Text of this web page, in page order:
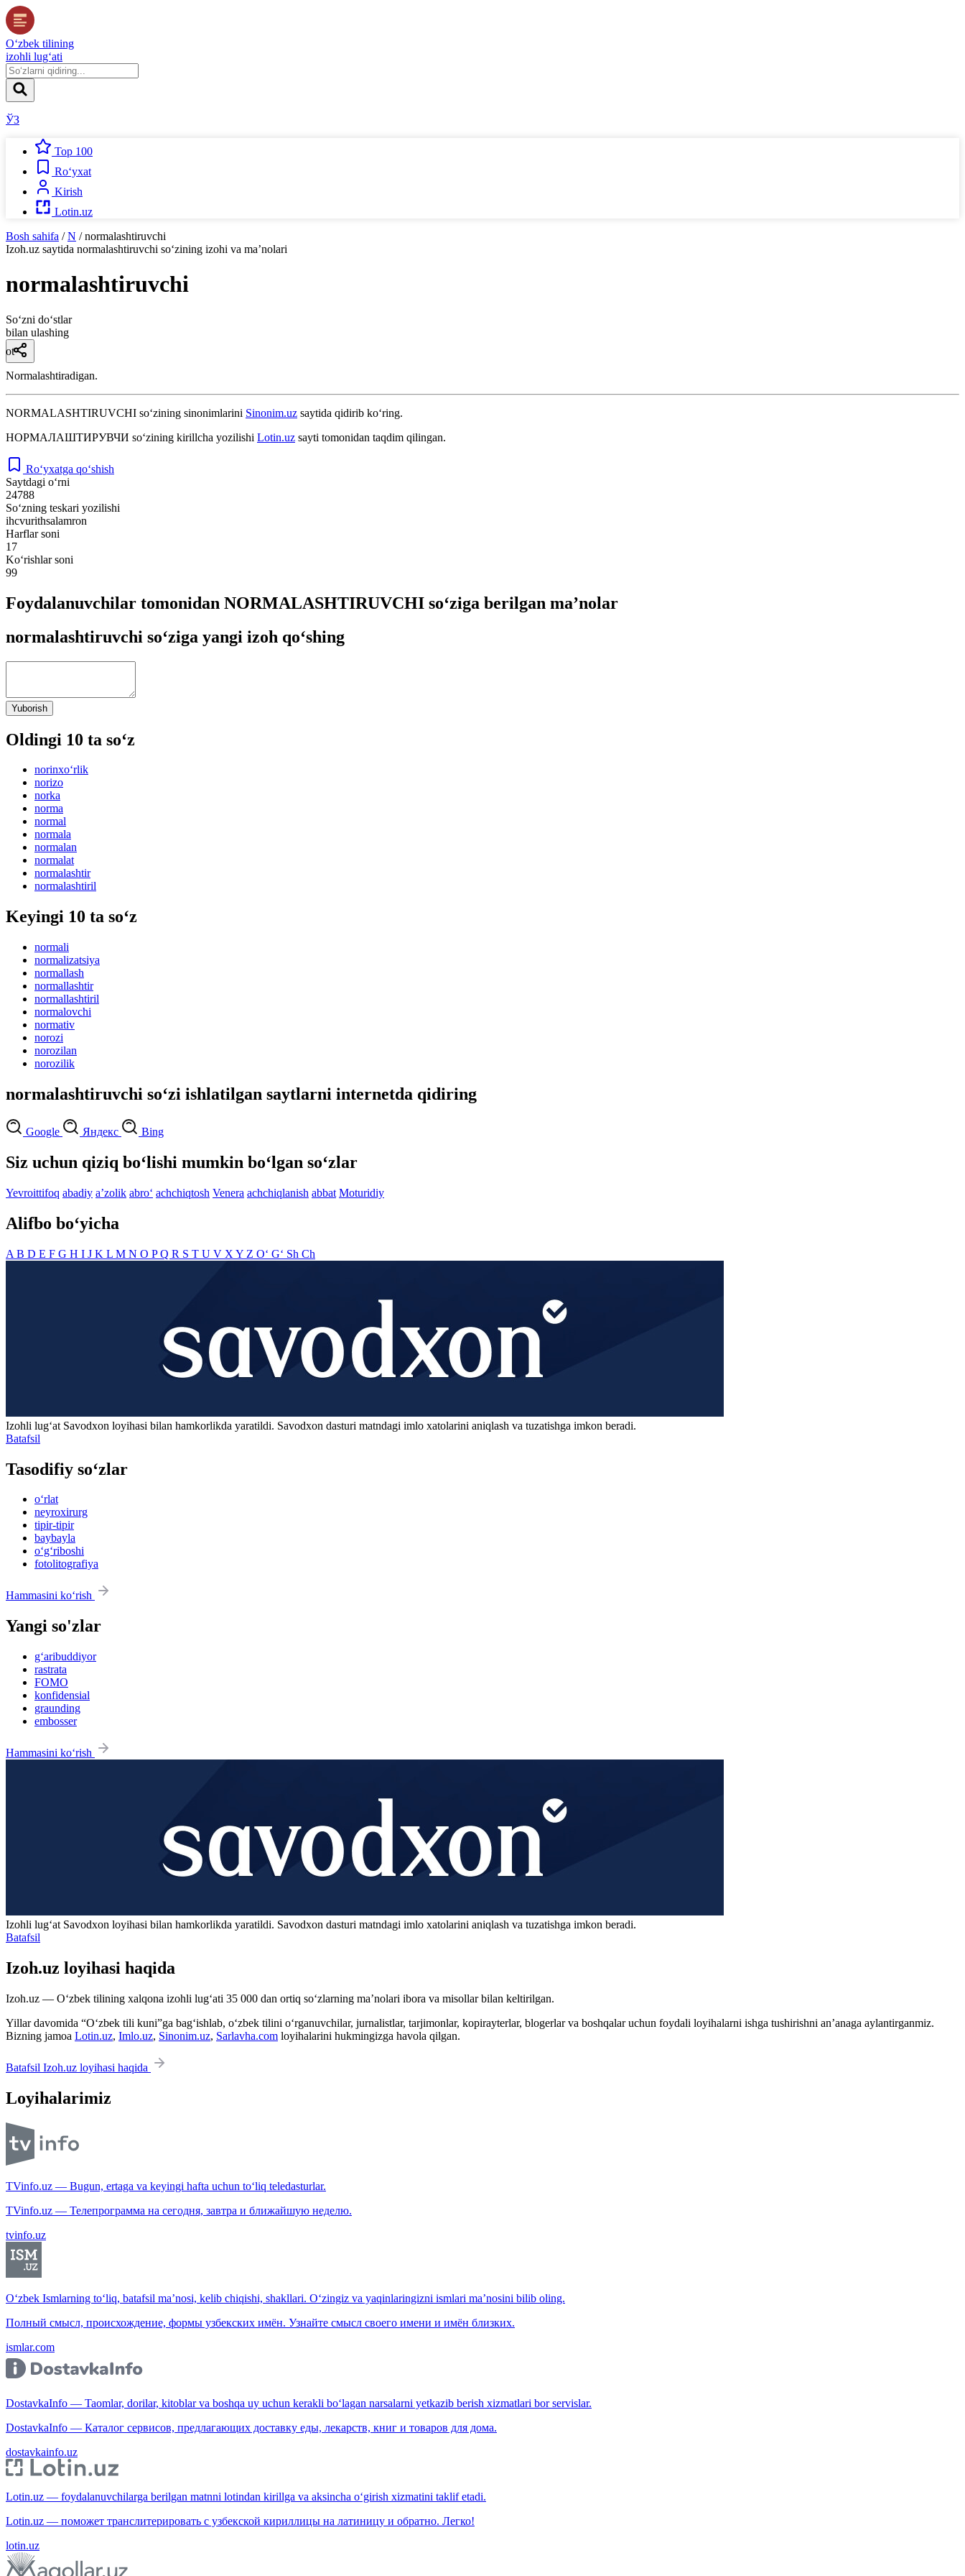
O‘zbek tilining
izohli lug‘ati
ЎЗ
Top 100
Ro‘yxat
Kirish
Lotin.uz
Bosh sahifa / N / normalashtiruvchi
Izoh.uz saytida normalashtiruvchi so‘zining izohi va ma’nolari
normalashtiruvchi
So‘zni do‘stlar
bilan ulashing
ot
Normalashtiradigan.
NORMALASHTIRUVCHI so‘zining sinonimlarini Sinonim.uz saytida qidirib ko‘ring.
НОРМАЛАШТИРУВЧИ so‘zining kirillcha yozilishi Lotin.uz sayti tomonidan taqdim qilingan.
Ro‘yxatga qo‘shish
Saytdagi o‘rni
24788
So‘zning teskari yozilishi
ihcvurithsalamron
Harflar soni
17
Ko‘rishlar soni
99
Foydalanuvchilar tomonidan NORMALASHTIRUVCHI so‘ziga berilgan ma’nolar
normalashtiruvchi so‘ziga yangi izoh qo‘shing
Yuborish
Oldingi 10 ta so‘z
norinxo‘rlik
norizo
norka
norma
normal
normala
normalan
normalat
normalashtir
normalashtiril
Keyingi 10 ta so‘z
normali
normalizatsiya
normallash
normallashtir
normallashtiril
normalovchi
normativ
norozi
norozilan
norozilik
normalashtiruvchi so‘zi ishlatilgan saytlarni internetda qidiring
Google Яндекс Bing
Siz uchun qiziq bo‘lishi mumkin bo‘lgan so‘zlar
Yevroittifoq abadiy aʼzolik abro‘ achchiqtosh Venera achchiqlanish abbat Moturidiy
Alifbo bo‘yicha
A B D E F G H I J K L M N O PQ R S T U V X Y Z O‘ G‘ Sh Ch
Izohli lugʻat Savodxon loyihasi bilan hamkorlikda yaratildi. Savodxon dasturi matndagi imlo xatolarini aniqlash va tuzatishga imkon beradi.
Batafsil
Tasodifiy so‘zlar
o‘rlat
neyroxirurg
tipir-tipir
baybayla
o‘g‘riboshi
fotolitografiya
Hammasini ko‘rish
Yangi so'zlar
g‘aribuddiyor
rastrata
FOMO
konfidensial
graunding
embosser
Hammasini ko‘rish
Izohli lugʻat Savodxon loyihasi bilan hamkorlikda yaratildi. Savodxon dasturi matndagi imlo xatolarini aniqlash va tuzatishga imkon beradi.
Batafsil
Izoh.uz loyihasi haqida
Izoh.uz — O‘zbek tilining xalqona izohli lug‘ati 35 000 dan ortiq so‘zlarning ma’nolari ibora va misollar bilan keltirilgan.
Yillar davomida “O‘zbek tili kuni”ga bag‘ishlab, o‘zbek tilini o‘rganuvchilar, jurnalistlar, tarjimonlar, kopirayterlar, blogerlar va boshqalar uchun foydali loyihalarni ishga tushirishni an’anaga aylantirganmiz.
Bizning jamoa Lotin.uz, Imlo.uz, Sinonim.uz, Sarlavha.com loyihalarini hukmingizga havola qilgan.
Batafsil Izoh.uz loyihasi haqida
Loyihalarimiz
TVinfo.uz — Bugun, ertaga va keyingi hafta uchun to‘liq teledasturlar.
TVinfo.uz — Телепрограмма на сегодня, завтра и ближайшую неделю.
tvinfo.uz
O‘zbek Ismlarning to‘liq, batafsil ma’nosi, kelib chiqishi, shakllari. O‘zingiz va yaqinlaringizni ismlari ma’nosini bilib oling.
Полный смысл, происхождение, формы узбекских имён. Узнайте смысл своего имени и имён близких.
ismlar.com
DostavkaInfo — Taomlar, dorilar, kitoblar va boshqa uy uchun kerakli bo‘lagan narsalarni yetkazib berish xizmatlari bor servislar.
DostavkaInfo — Каталог сервисов, предлагающих доставку еды, лекарств, книг и товаров для дома.
dostavkainfo.uz
Lotin.uz — foydalanuvchilarga berilgan matnni lotindan kirillga va aksincha o‘girish xizmatini taklif etadi.
Lotin.uz — поможет транслитерировать с узбекской кириллицы на латиницу и обратно. Легко!
lotin.uz